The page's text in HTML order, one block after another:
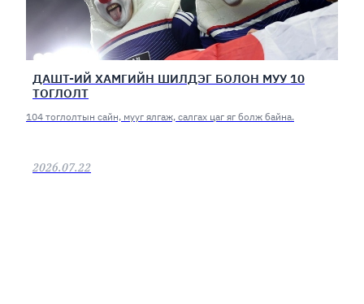
ДАШТ-ИЙ ХАМГИЙН ШИЛДЭГ БОЛОН МУУ 10
ТОГЛОЛТ
104 тоглолтын сайн, мууг ялгаж, салгах цаг яг болж байна.
2026.07.22